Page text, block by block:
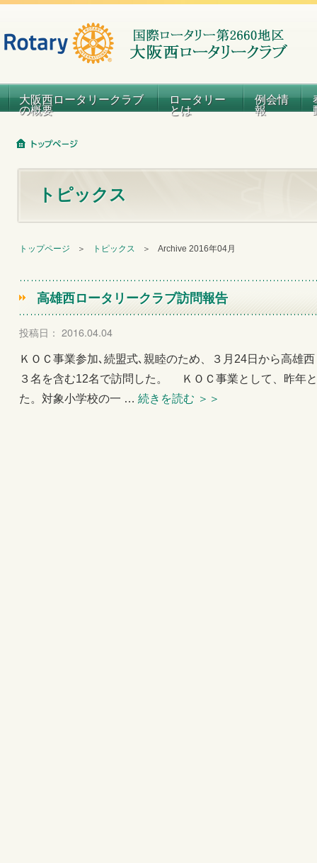
大阪西ロータリークラブ
の概要
ロータリー
とは
例会情
報
トピックス
トップページ ＞ トピックス ＞ Archive 2016年04月
高雄西ロータリークラブ訪問報告
投稿日： 2016.04.04
ＫＯＣ事業参加､続盟式､親睦のため、３月24日から高雄
３名を含む12名で訪問した。 ＫＯＣ事業として、昨年
た。対象小学校の一 … 続きを読む ＞＞